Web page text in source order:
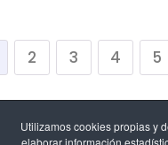
Utilizamos cookies propias y
elaborar información
2 3 4 5